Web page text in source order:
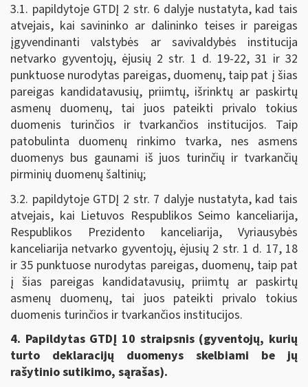
3.1. papildytoje GTDĮ 2 str. 6 dalyje nustatyta, kad tais
atvejais, kai savininko ar dalininko teises ir pareigas
įgyvendinanti valstybės ar savivaldybės institucija
netvarko gyventojų, ėjusių 2 str. 1 d. 19-22, 31 ir 32
punktuose nurodytas pareigas, duomenų, taip pat į šias
pareigas kandidatavusių, priimtų, išrinktų ar paskirtų
asmenų duomenų, tai juos pateikti privalo tokius
duomenis turinčios ir tvarkančios institucijos. Taip
patobulinta duomenų rinkimo tvarka, nes asmens
duomenys bus gaunami iš juos turinčių ir tvarkančių
pirminių duomenų šaltinių;
3.2. papildytoje GTDĮ 2 str. 7 dalyje nustatyta, kad tais
atvejais, kai Lietuvos Respublikos Seimo kanceliarija,
Respublikos Prezidento kanceliarija, Vyriausybės
kanceliarija netvarko gyventojų, ėjusių 2 str. 1 d. 17, 18
ir 35 punktuose nurodytas pareigas, duomenų, taip pat
į šias pareigas kandidatavusių, priimtų ar paskirtų
asmenų duomenų, tai juos pateikti privalo tokius
duomenis turinčios ir tvarkančios institucijos.
4. Papildytas GTDĮ 10 straipsnis (gyventojų, kurių
turto deklaracijų duomenys skelbiami be jų
rašytinio sutikimo, sąrašas).